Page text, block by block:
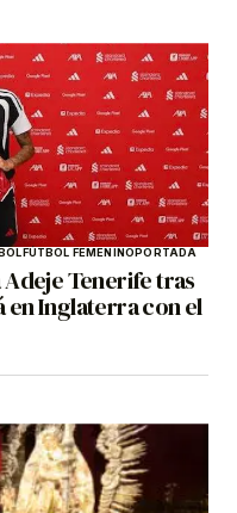
FÚTBOL FEMENINOPORTADA
Adeje Tenerife tras
en Inglaterra con el